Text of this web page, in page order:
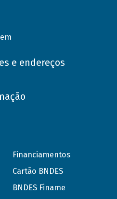
e endereços
Financiamentos
Cartão BNDES
BNDES Finame